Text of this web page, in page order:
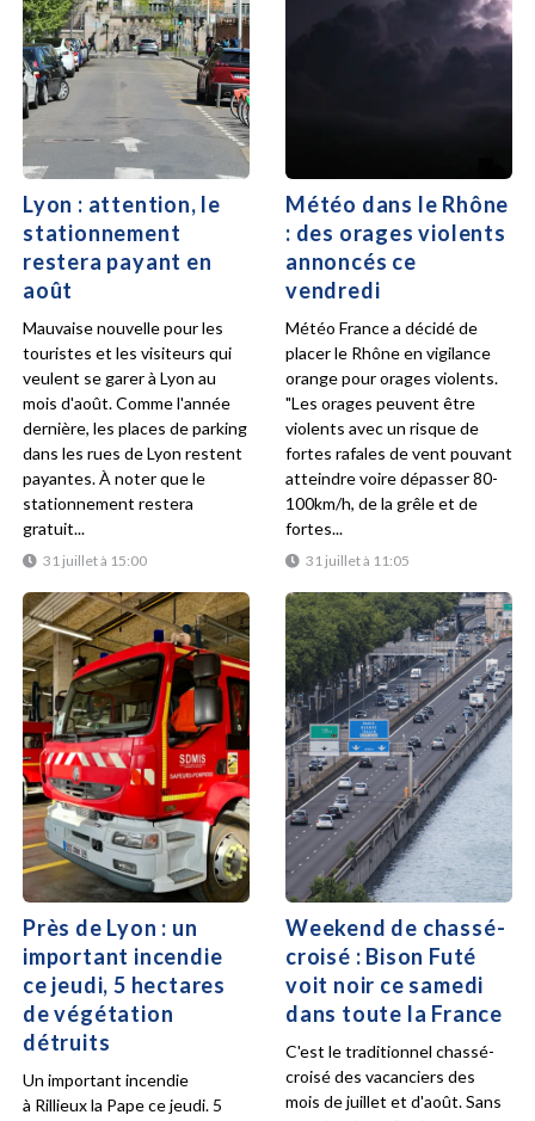
Lyon : attention, le
stationnement
restera payant en
août
31 juillet à 15:00
Mauvaise nouvelle pour les
touristes et les visiteurs qui
veulent se garer à Lyon au
mois d'août. Comme l'année
dernière, les places de parking
dans les rues de Lyon restent
payantes. À noter que le
stationnement restera
gratuit...
Météo dans le Rhône
: des orages violents
annoncés ce
vendredi
31 juillet à 11:05
Météo France a décidé de
placer le Rhône en vigilance
orange pour orages violents.
"Les orages peuvent être
violents avec un risque de
fortes rafales de vent pouvant
atteindre voire dépasser 80-
100km/h, de la grêle et de
fortes...
Près de Lyon : un
important incendie
ce jeudi, 5 hectares
de végétation
détruits
Un important incendie
à Rillieux la Pape ce jeudi. 5
Weekend de chassé-
croisé : Bison Futé
voit noir ce samedi
dans toute la France
C'est le traditionnel chassé-
croisé des vacanciers des
mois de juillet et d'août. Sans